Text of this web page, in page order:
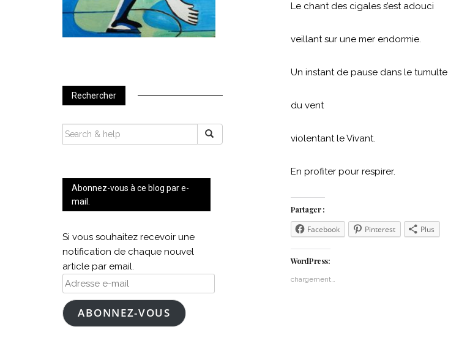
Le chant des cigales s’est adouci
veillant sur une mer endormie.
Un instant de pause dans le tumulte
du vent
violentant le Vivant.
En profiter pour respirer.
Partager :
Facebook Pinterest Plus
WordPress:
chargement…
Rechercher
SEARCH
FOR:
Abonnez-vous à ce blog par e-
mail.
Si vous souhaitez recevoir une
notification de chaque nouvel
article par email.
Adresse
e-
mailABONNEZ-VOUS